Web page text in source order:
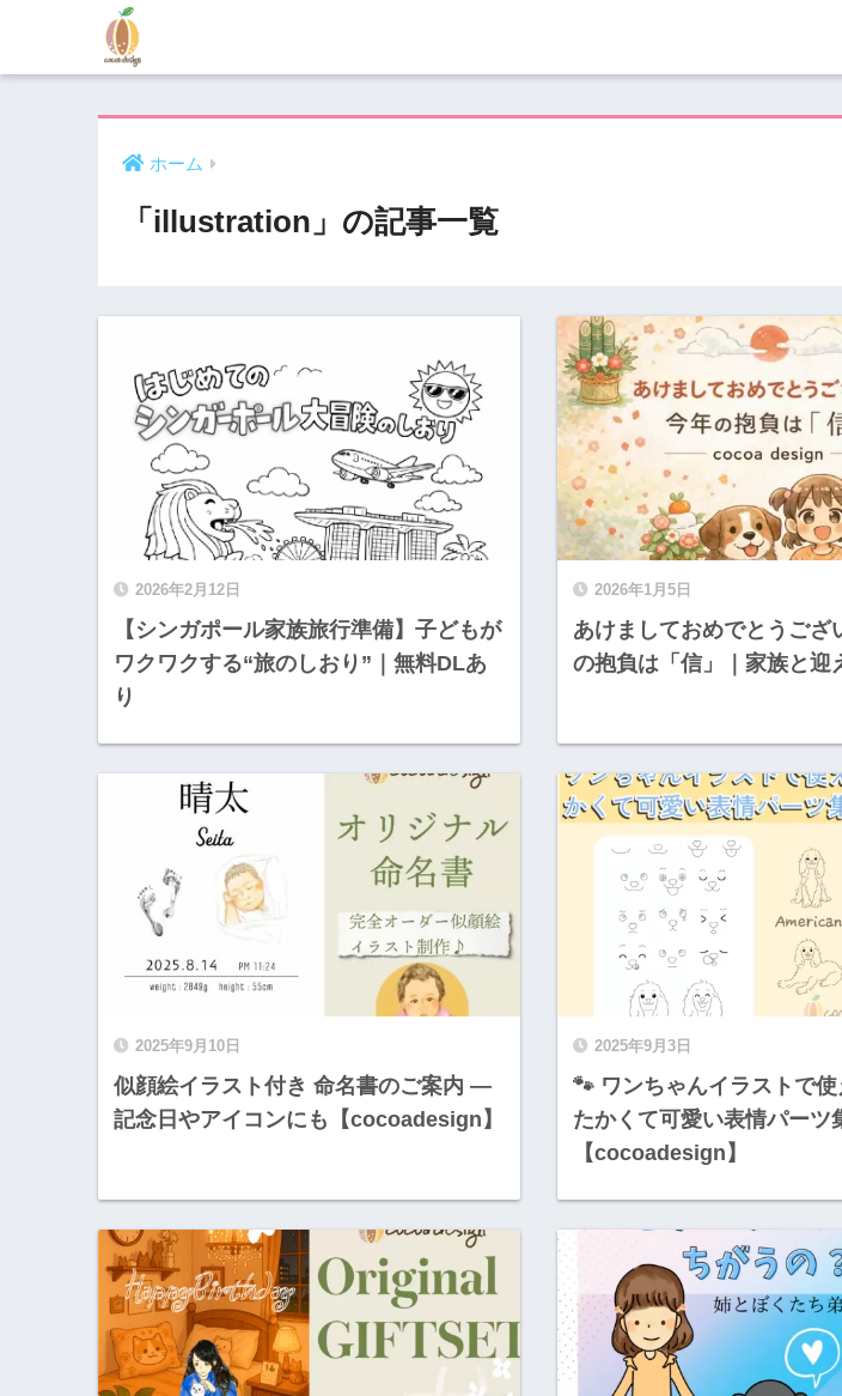
ホーム
「illustration」の記事一覧
2026年2月12日
【シンガポール家族旅行準備】子どもが
ワクワクする“旅のしおり”｜無料DLあ
り
2026年1月5日
あけましておめでとうござ
の抱負は「信」｜家族と迎
2025年9月10日
似顔絵イラスト付き 命名書のご案内 —
記念日やアイコンにも【cocoadesign】
2025年9月3日
🐾 ワンちゃんイラストで
たかくて可愛い表情パーツ
【cocoadesign】